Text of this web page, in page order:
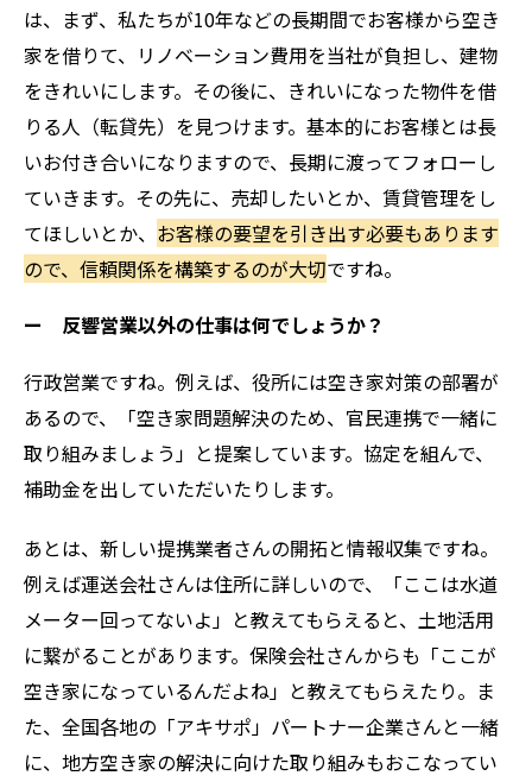
は、まず、私たちが10年などの長期間でお客様から空き
家を借りて、リノベーション費用を当社が負担し、建物
をきれいにします。その後に、きれいになった物件を借
りる人（転貸先）を見つけます。基本的にお客様とは長
いお付き合いになりますので、長期に渡ってフォローし
ていきます。その先に、売却したいとか、賃貸管理をし
てほしいとか、 お客様の要望を引き出す必要もあります
ので、信頼関係を構築するのが大切ですね。
ー 反響営業以外の仕事は何でしょうか？
行政営業ですね。例えば、役所には空き家対策の部署が
あるので、「空き家問題解決のため、官民連携で一緒に
取り組みましょう」と提案しています。協定を組んで、
補助金を出していただいたりします。
あとは、新しい提携業者さんの開拓と情報収集ですね。
例えば運送会社さんは住所に詳しいので、「ここは水道
メーター回ってないよ」と教えてもらえると、土地活用
に繋がることがあります。保険会社さんからも「ここが
空き家になっているんだよね」と教えてもらえたり。ま
た、全国各地の「アキサポ」パートナー企業さんと一緒
に、地方空き家の解決に向けた取り組みもおこなってい